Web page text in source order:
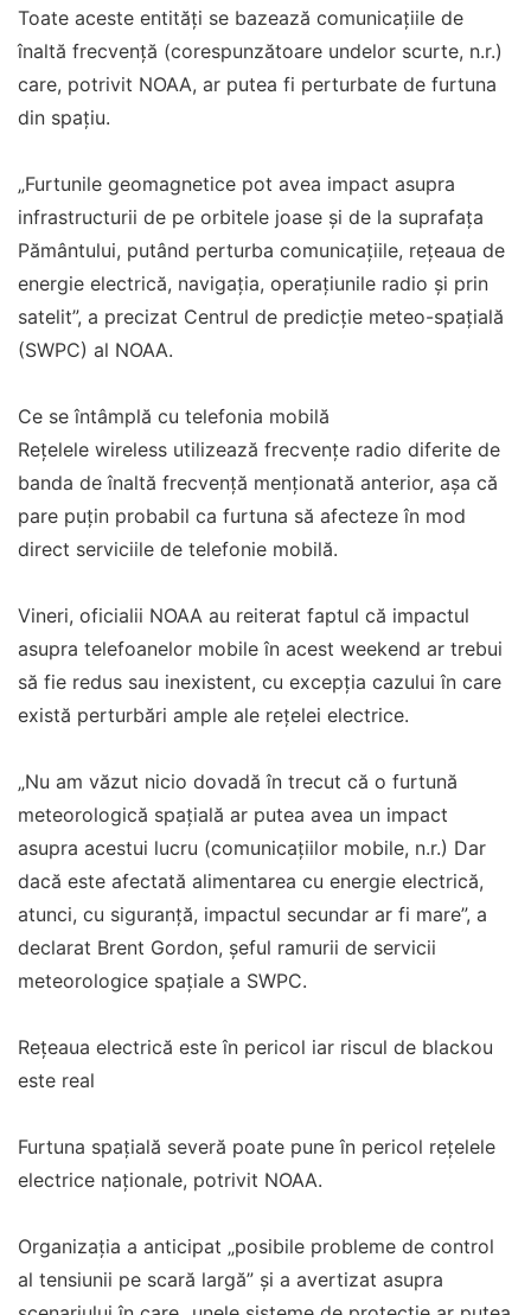
Toate aceste entități se bazează comunicațiile de
înaltă frecvență (corespunzătoare undelor scurte, n.r.)
care, potrivit NOAA, ar putea fi perturbate de furtuna
din spațiu.
„Furtunile geomagnetice pot avea impact asupra
infrastructurii de pe orbitele joase și de la suprafața
Pământului, putând perturba comunicațiile, rețeaua de
energie electrică, navigația, operațiunile radio și prin
satelit”, a precizat Centrul de predicție meteo-spațială
(SWPC) al NOAA.
Ce se întâmplă cu telefonia mobilă
Rețelele wireless utilizează frecvențe radio diferite de
banda de înaltă frecvență menționată anterior, așa că
pare puțin probabil ca furtuna să afecteze în mod
direct serviciile de telefonie mobilă.
Vineri, oficialii NOAA au reiterat faptul că impactul
asupra telefoanelor mobile în acest weekend ar trebui
să fie redus sau inexistent, cu excepția cazului în care
există perturbări ample ale rețelei electrice.
„Nu am văzut nicio dovadă în trecut că o furtună
meteorologică spațială ar putea avea un impact
asupra acestui lucru (comunicațiilor mobile, n.r.) Dar
dacă este afectată alimentarea cu energie electrică,
atunci, cu siguranță, impactul secundar ar fi mare”, a
declarat Brent Gordon, șeful ramurii de servicii
meteorologice spațiale a SWPC.
Rețeaua electrică este în pericol iar riscul de blackou
este real
Furtuna spațială severă poate pune în pericol rețelele
electrice naționale, potrivit NOAA.
Organizația a anticipat „posibile probleme de control
al tensiunii pe scară largă” și a avertizat asupra